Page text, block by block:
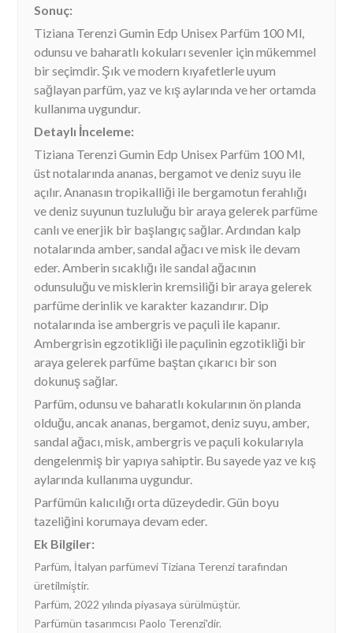
Sonuç:
Tiziana Terenzi Gumin Edp Unisex Parfüm 100 Ml,
odunsu ve baharatlı kokuları sevenler için mükemmel
bir seçimdir. Şık ve modern kıyafetlerle uyum
sağlayan parfüm, yaz ve kış aylarında ve her ortamda
kullanıma uygundur.
Detaylı İnceleme:
Tiziana Terenzi Gumin Edp Unisex Parfüm 100 Ml,
üst notalarında ananas, bergamot ve deniz suyu ile
açılır. Ananasın tropikalliği ile bergamotun ferahlığı
ve deniz suyunun tuzluluğu bir araya gelerek parfüme
canlı ve enerjik bir başlangıç sağlar. Ardından kalp
notalarında amber, sandal ağacı ve misk ile devam
eder. Amberin sıcaklığı ile sandal ağacının
odunsuluğu ve misklerin kremsiliği bir araya gelerek
parfüme derinlik ve karakter kazandırır. Dip
notalarında ise ambergris ve paçuli ile kapanır.
Ambergrisin egzotikliği ile paçulinin egzotikliği bir
araya gelerek parfüme baştan çıkarıcı bir son
dokunuş sağlar.
Parfüm, odunsu ve baharatlı kokularının ön planda
olduğu, ancak ananas, bergamot, deniz suyu, amber,
sandal ağacı, misk, ambergris ve paçuli kokularıyla
dengelenmiş bir yapıya sahiptir. Bu sayede yaz ve kış
aylarında kullanıma uygundur.
Parfümün kalıcılığı orta düzeydedir. Gün boyu
tazeliğini korumaya devam eder.
Ek Bilgiler:
Parfüm, İtalyan parfümevi Tiziana Terenzi tarafından
üretilmiştir.
Parfüm, 2022 yılında piyasaya sürülmüştür.
Parfümün tasarımcısı Paolo Terenzi'dir.